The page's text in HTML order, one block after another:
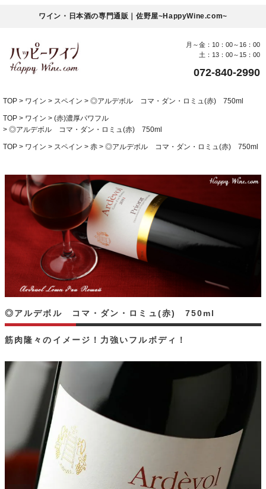
ワイン・日本酒の専門通販｜佐野屋~HappyWine.com~
月～金：10：00～16：00
土：13：00～15：00
072-840-2990
TOP ワイン スペイン ◎アルデボル コマ・ダン・ロミュ(赤) 750ml
TOP ワイン
(赤)濃厚パワフル
◎アルデボル コマ・ダン・ロミュ(赤) 750ml
TOP ワイン スペイン 赤 ◎アルデボル コマ・ダン・ロミュ(赤) 750ml
筋肉隆々のイメージ！力強いフルボディ！
◎アルデボル コマ・ダン・ロミュ(赤) 750ml